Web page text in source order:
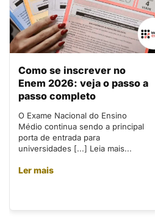
Como se inscrever no
Enem 2026: veja o passo a
passo completo
O Exame Nacional do Ensino
Médio continua sendo a principal
porta de entrada para
universidades [...] Leia mais...
Ler mais